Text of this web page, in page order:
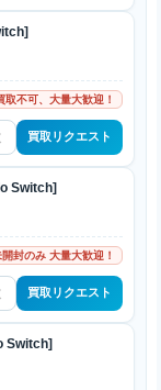
不可、大量大歓迎！
買取リクエスト
Switch]
封のみ 大量大歓迎！
買取リクエスト
Switch]